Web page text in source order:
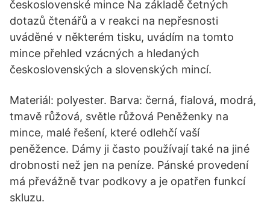
československé mince Na základě četných
dotazů čtenářů a v reakci na nepřesnosti
uváděné v některém tisku, uvádím na tomto
mince přehled vzácných a hledaných
československých a slovenských mincí.
Materiál: polyester. Barva: černá, fialová, modrá,
tmavě růžová, světle růžová Peněženky na
mince, malé řešení, které odlehčí vaší
peněžence. Dámy ji často používají také na jiné
drobnosti než jen na peníze. Pánské provedení
má převážně tvar podkovy a je opatřen funkcí
skluzu.